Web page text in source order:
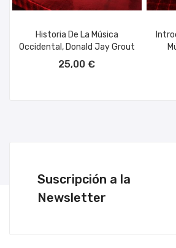
Historia De La Música
Occidental, Donald Jay Grout
25,00 €
Suscripción a la
Newsletter